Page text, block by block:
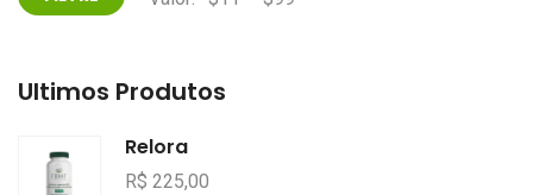
Últimos Produtos
Relora
R$ 225,00